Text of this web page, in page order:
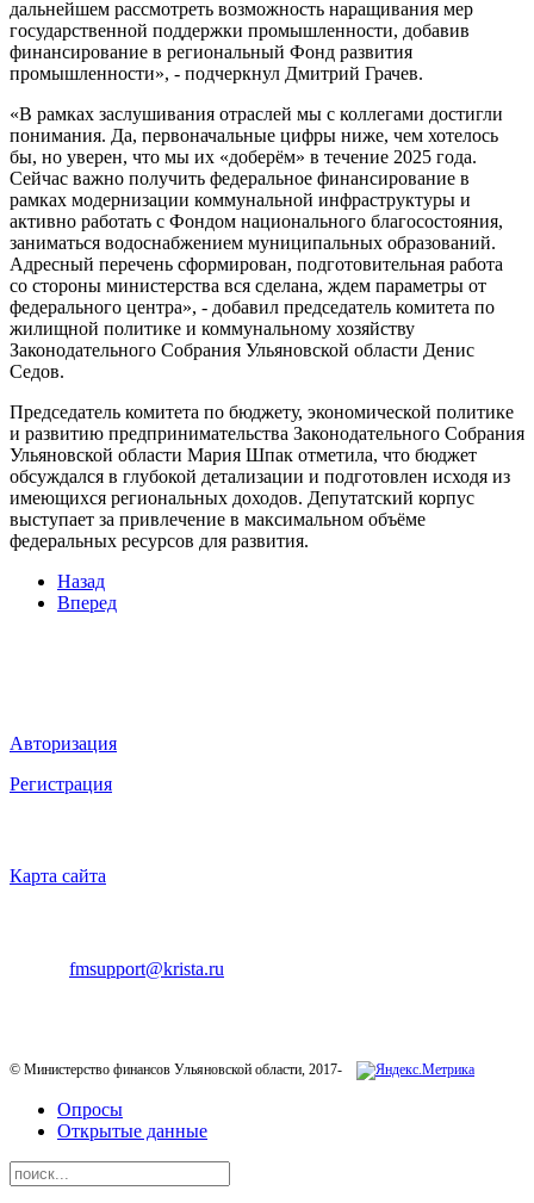
дальнейшем рассмотреть возможность наращивания мер
государственной поддержки промышленности, добавив
финансирование в региональный Фонд развития
промышленности», - подчеркнул Дмитрий Грачев.
«В рамках заслушивания отраслей мы с коллегами достигли
понимания. Да, первоначальные цифры ниже, чем хотелось
бы, но уверен, что мы их «доберём» в течение 2025 года.
Сейчас важно получить федеральное финансирование в
рамках модернизации коммунальной инфраструктуры и
активно работать с Фондом национального благосостояния,
заниматься водоснабжением муниципальных образований.
Адресный перечень сформирован, подготовительная работа
со стороны министерства вся сделана, ждем параметры от
федерального центра», - добавил председатель комитета по
жилищной политике и коммунальному хозяйству
Законодательного Собрания Ульяновской области Денис
Седов.
Председатель комитета по бюджету, экономической политике
и развитию предпринимательства Законодательного Собрания
Ульяновской области Мария Шпак отметила, что бюджет
обсуждался в глубокой детализации и подготовлен исходя из
имеющихся региональных доходов. Депутатский корпус
выступает за привлечение в максимальном объёме
федеральных ресурсов для развития.
Назад
Вперед
Авторизация
Регистрация
Карта сайта
fmsupport@krista.ru
© Министерство финансов Ульяновской области, 2017-
Опросы
Открытые данные